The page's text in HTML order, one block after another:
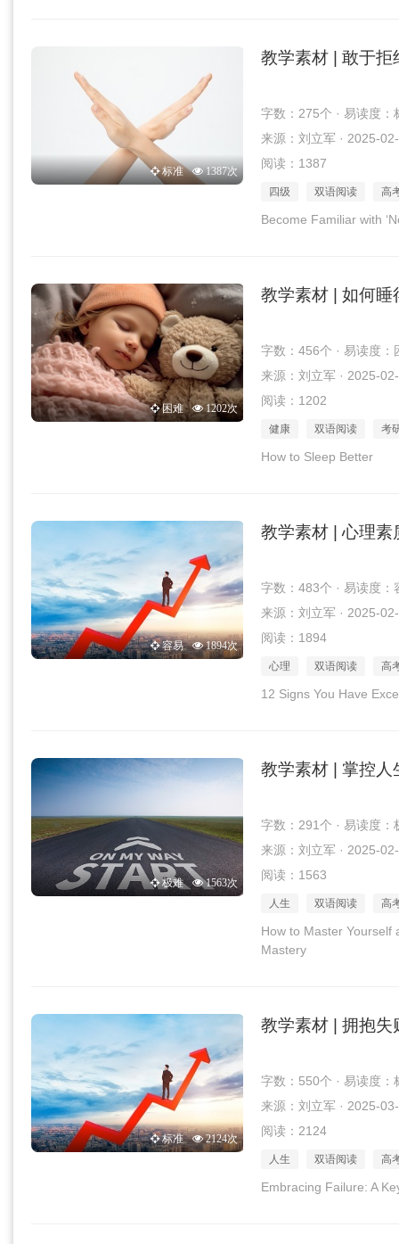
标准 1387次
教学素材 | 敢于拒
字数：275个 · 易读度：
来源：刘立军 · 2025-
阅读：1387
四级 双语阅读 高
Become Familiar with
困难 1202次
教学素材 | 如何睡
字数：456个 · 易读度：
来源：刘立军 · 2025-
阅读：1202
健康 双语阅读 考
How to Sleep Better
容易 1894次
教学素材 | 心理
字数：483个 · 易读度：
来源：刘立军 · 2025-
阅读：1894
心理 双语阅读 高
12 Signs You Have
极难 1563次
教学素材 | 掌控
字数：291个 · 易读度：
来源：刘立军 · 2025-
阅读：1563
人生 双语阅读 高
How to Master Yourself
Mastery
标准 2124次
教学素材 | 拥抱失
字数：550个 · 易读度：
来源：刘立军 · 2025-
阅读：2124
人生 双语阅读 高
Embracing Failure: A